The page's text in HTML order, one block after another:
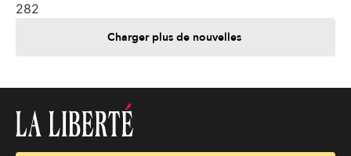
282
Charger plus de nouvelles